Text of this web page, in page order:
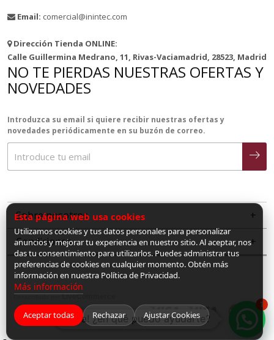
Email: comercial@inintec.com
Dirección Tienda ONLINE:
Calle Guillermina Medrano, 11, Rivas-Vaciamadrid, 28523, Madrid
NO TE PIERDAS NUESTRAS OFERTAS Y
NOVEDADES
Introduzca su email si quiere recibir nuestras ofertas y
novedades periódicamente en su buzón de correo.
Sobre nosotros
Condiciones
LiveCommerce
1
¡Hola! ¿en qué puedo ayudarte?
Esta página web usa cookies
Utilizamos cookies y tus datos personales para personalizar
anuncios y mejorar tu experiencia en nuestro sitio. Al aceptar, nos
das tu consentimiento para utilizarlos. Puedes administrar tus
preferencias de cookies en cualquier momento. Obtén más
información en nuestra Política de Privacidad.
Más información
Aceptar todas Rechazar Ajustar Cookies